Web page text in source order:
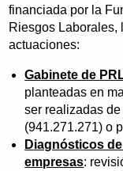
financiada por la
Riesgos Laborales,
actuaciones:
Gabinete de
planteadas en
ser realizadas
(941.271.271) o
Diagnósticos
empresas: